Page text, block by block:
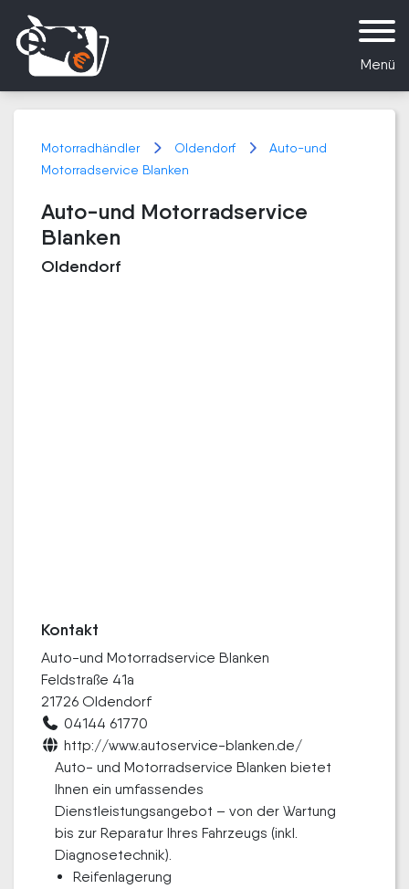
Menü
Motorradhändler Oldendorf
Auto-und
Motorradservice Blanken
Auto-und Motorradservice
Blanken
Oldendorf
Kontakt
Auto-und Motorradservice Blanken
Feldstraße 41a
21726 Oldendorf
04144 61770
http://www.autoservice-blanken.de/
Auto- und Motorradservice Blanken bietet
Ihnen ein umfassendes
Dienstleistungsangebot – von der Wartung
bis zur Reparatur Ihres Fahrzeugs (inkl.
Diagnosetechnik).
Reifenlagerung